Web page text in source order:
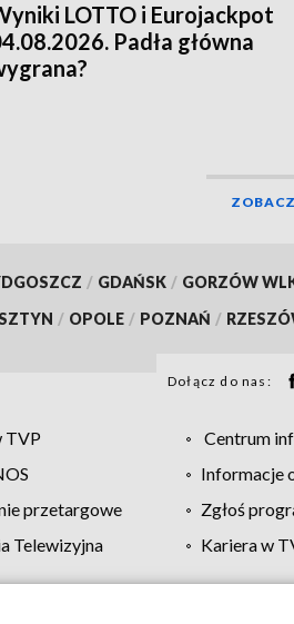
LOTTO i Eurojackpot
Padła główna
/ GDAŃSK / GORZÓW
/ OPOLE / POZNAŃ /
Dołącz do nas:
TVP Centrum
Informacje
przetargowe Zgłoś
Telewizyjna Kariera w